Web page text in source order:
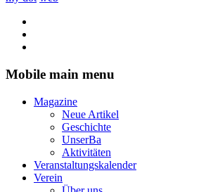
Mobile main menu
Magazine
Neue Artikel
Geschichte
UnserBa
Aktivitäten
Veranstaltungskalender
Verein